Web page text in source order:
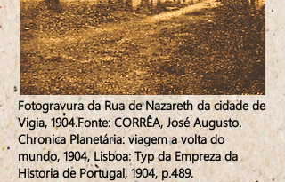
Fotogravura da Rua de Nazareth da cidade de
Vigia, 1904.Fonte: CORRÊA, José Augusto.
Chronica Planetária: viagem a volta do
mundo, 1904, Lisboa: Typ da Empreza da
Historia de Portugal, 1904, p.489.